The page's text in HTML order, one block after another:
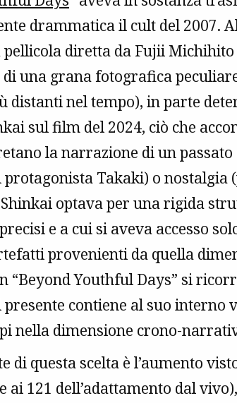
drammatica il cult del 2007.
diretta da Fujii Michihito
di una grana fotografica
distanti nel tempo), in parte
sul film del 2024, ciò che
la narrazione di un
Takaki) o nostalgia
optava per una rigida
e a cui si aveva accesso
provenienti da quella
“Beyond Youthful Days” si
contiene al suo interno
nella dimensione crono-
di questa scelta è l’aumento
ai 121 dell’adattamento dal